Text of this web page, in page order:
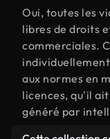
Oui, toutes les
libres de droits
commerciales.
aux normes en
licences, qu'il
généré par